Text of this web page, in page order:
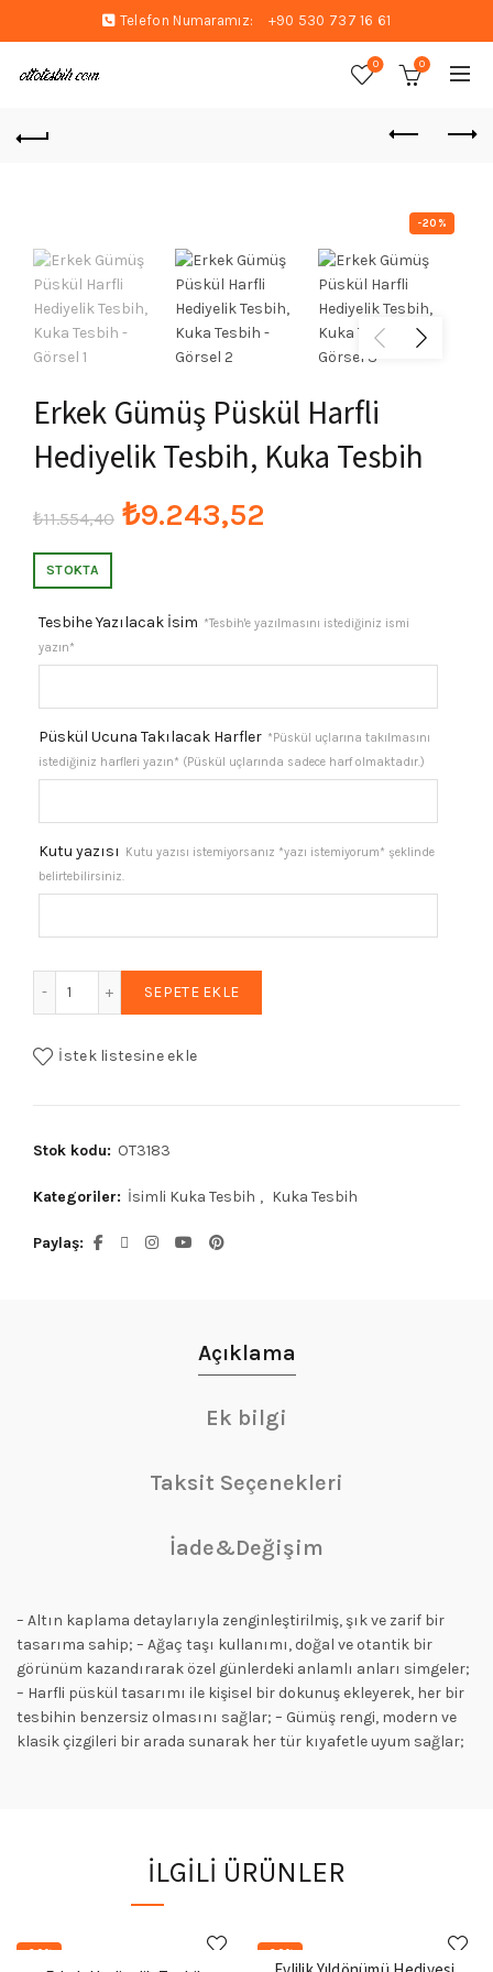
Telefon Numaramız: +90 530 737 16 61
0 0
-20%
Erkek Gümüş Püskül Harfli
Hediyelik Tesbih, Kuka Tesbih
₺11.554,40 Orijinal
₺11.554,40.
₺9.243,52
fiyat:
₺9.243,52.
STOKTA
Tesbihe Yazılacak İsim *Tesbih'e yazılmasını istediğiniz ismi
yazın*
Püskül Ucuna Takılacak Harfler *Püskül uçlarına takılmasını
istediğiniz harfleri yazın* (Püskül uçlarında sadece harf olmaktadır.)
Kutu yazısı
Kutu yazısı istemiyorsanız *yazı istemiyorum* şeklinde
belirtebilirsiniz.
SEPETE EKLE
İstek listesine ekle
Stok kodu: OT3183
Kategoriler: İsimli Kuka Tesbih , Kuka Tesbih
Paylaş
Açıklama
Ek bilgi
Taksit Seçenekleri
İade&Değişim
– Altın kaplama detaylarıyla zenginleştirilmiş, şık ve zarif bir
tasarıma sahip; – Ağaç taşı kullanımı, doğal ve otantik bir
görünüm kazandırarak özel günlerdeki anlamlı anları simgeler;
– Harfli püskül tasarımı ile kişisel bir dokunuş ekleyerek, her bir
tesbihin benzersiz olmasını sağlar; – Gümüş rengi, modern ve
klasik çizgileri bir arada sunarak her tür kıyafetle uyum sağlar;
İLGILI ÜRÜNLER
-20% -20%